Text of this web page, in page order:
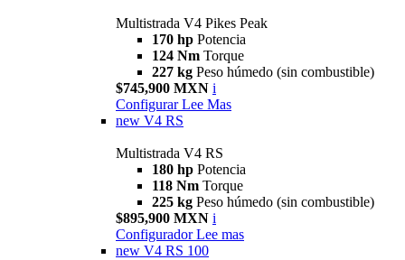
Multistrada V4 Pikes Peak
170 hp Potencia
124 Nm Torque
227 kg Peso húmedo (sin combustible)
$745,900 MXN i
Configurar Lee Mas
new V4 RS
Multistrada V4 RS
180 hp Potencia
118 Nm Torque
225 kg Peso húmedo (sin combustible)
$895,900 MXN i
Configurador Lee mas
new V4 RS 100